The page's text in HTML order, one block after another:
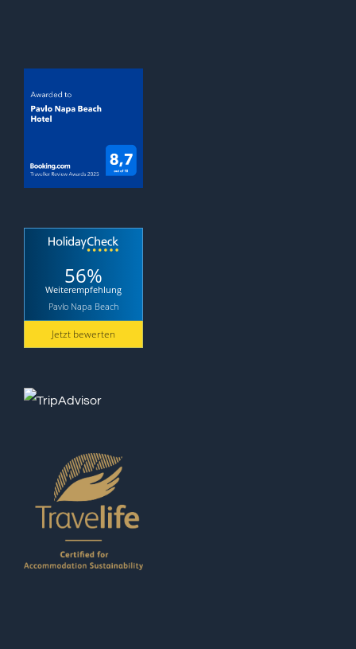
56%
Weiterempfehlung
Pavlo Napa Beach
Jetzt bewerten